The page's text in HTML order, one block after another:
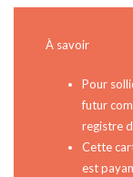
À savoir
Pour
futur
registre
Cette
est